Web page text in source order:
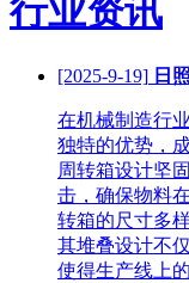
行业资讯
[2025-9-19] 日
在机械制造行
独特的优势，
周转箱设计坚
击，确保物料
转箱的尺寸多
其堆叠设计不
使得生产线上